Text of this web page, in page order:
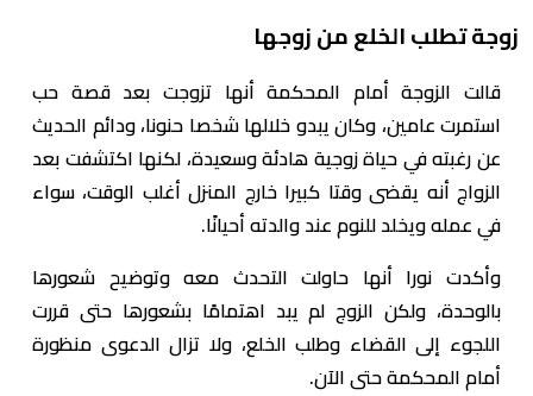
زوجة تطلب الخلع من زوجها
قالت الزوجة أمام المحكمة أنها تزوجت بعد قصة حب
استمرت عامين، وكان يبدو خلالها شخصا حنونا، ودائم الحديث
عن رغبته في حياة زوجية هادئة وسعيدة، لكنها اكتشفت بعد
الزواج أنه يقضى وقتا كبيرا خارج المنزل أغلب الوقت، سواء
في عمله ويخلد للنوم عند والدته أحيانًا.
وأكدت نورا أنها حاولت التحدث معه وتوضيح شعورها
بالوحدة، ولكن الزوج لم يبد اهتمامًا بشعورها حتى قررت
اللجوء إلى القضاء وطلب الخلع، ولا تزال الدعوى منظورة
أمام المحكمة حتى الآن.